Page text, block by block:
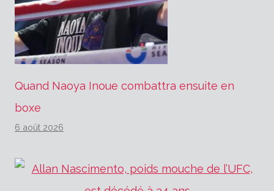
Quand Naoya Inoue combattra ensuite en
boxe
6 août 2026